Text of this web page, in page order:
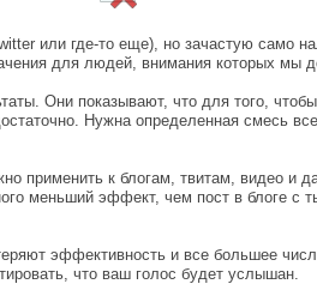
или где-то еще), но зачастую само
для людей, внимания которых мы
Они показывают, что для того,
Нужна определенная смесь
применить к блогам, твитам, видео
меньший эффект, чем пост в блоге с
эффективность и все большее
что ваш голос будет услышан.